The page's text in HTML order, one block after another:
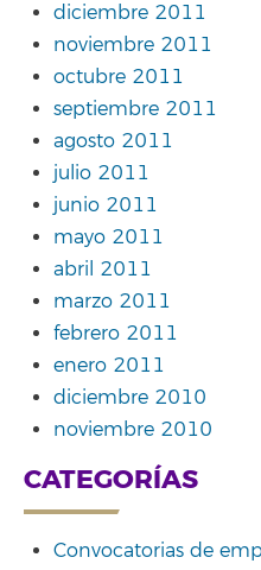
diciembre 2011
noviembre 2011
octubre 2011
septiembre 2011
agosto 2011
julio 2011
junio 2011
mayo 2011
abril 2011
marzo 2011
febrero 2011
enero 2011
diciembre 2010
noviembre 2010
CATEGORÍAS
Convocatorias de